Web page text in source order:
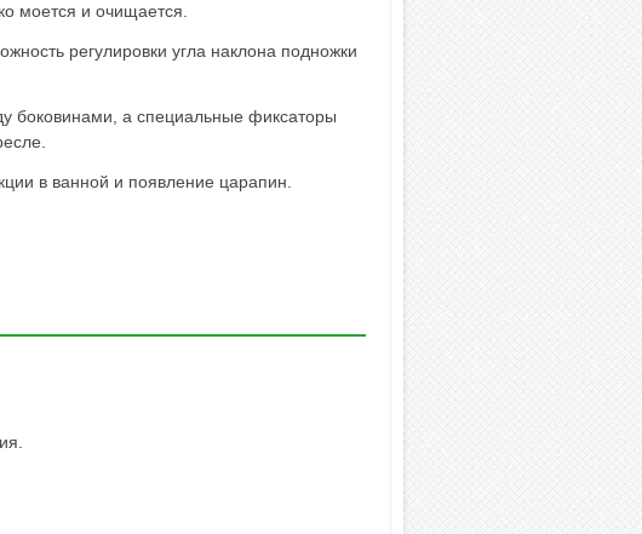
моется и очищается.
регулировки угла наклона подножки
боковинами, а специальные фиксаторы
в ванной и появление царапин.